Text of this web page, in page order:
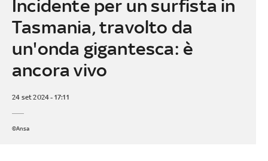
Incidente per un surfista in
Tasmania, travolto da
un'onda gigantesca: è
ancora vivo
24 set 2024 - 17:11
©Ansa